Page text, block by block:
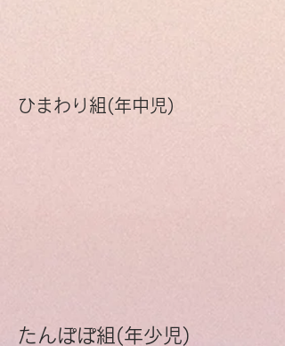
​ひまわり組(年中​児)
たんぽぽ組(年少児)